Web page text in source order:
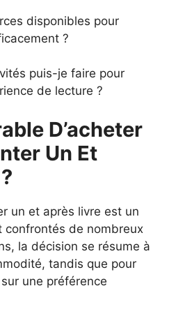
disponibles pour
?
puis-je faire pour
de lecture ?
D’acheter
Un Et
un et après livre est un
confrontés de nombreux
la décision se résume à
tandis que pour
une préférence